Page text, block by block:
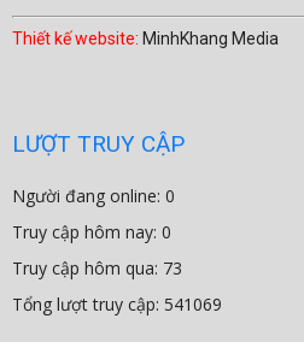
Thiết kế website: MinhKhang Media
LƯỢT TRUY CẬP
Người đang online: 0
Truy cập hôm nay: 0
Truy cập hôm qua: 73
Tổng lượt truy cập: 541069